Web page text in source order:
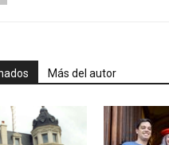
Más del autor